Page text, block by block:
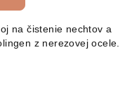
na čistenie nechtov a
z nerezovej ocele.